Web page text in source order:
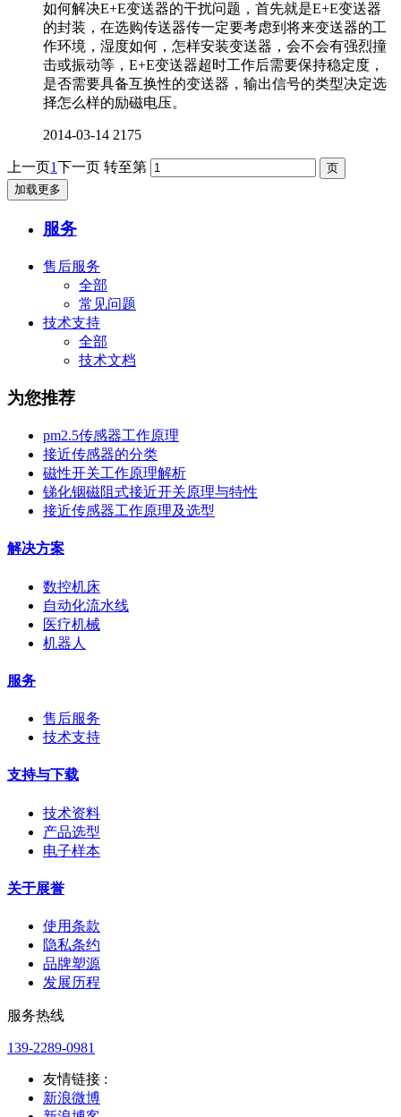
如何解决E+E变送器的干扰问题，首先就是E+E变送器
的封装，在选购传送器传一定要考虑到将来变送器的工
作环境，湿度如何，怎样安装变送器，会不会有强烈撞
击或振动等，E+E变送器超时工作后需要保持稳定度，
是否需要具备互换性的变送器，输出信号的类型决定选
择怎么样的励磁电压。
2014-03-14 2175
上一页1下一页 转至第
加载更多
服务
售后服务
全部
常见问题
技术支持
全部
技术文档
为您推荐
pm2.5传感器工作原理
接近传感器的分类
磁性开关工作原理解析
锑化铟磁阻式接近开关原理与特性
接近传感器工作原理及选型
解决方案
数控机床
自动化流水线
医疗机械
机器人
服务
售后服务
技术支持
支持与下载
技术资料
产品选型
电子样本
关于展誉
使用条款
隐私条约
品牌塑源
发展历程
服务热线
139-2289-0981
友情链接 :
新浪微博